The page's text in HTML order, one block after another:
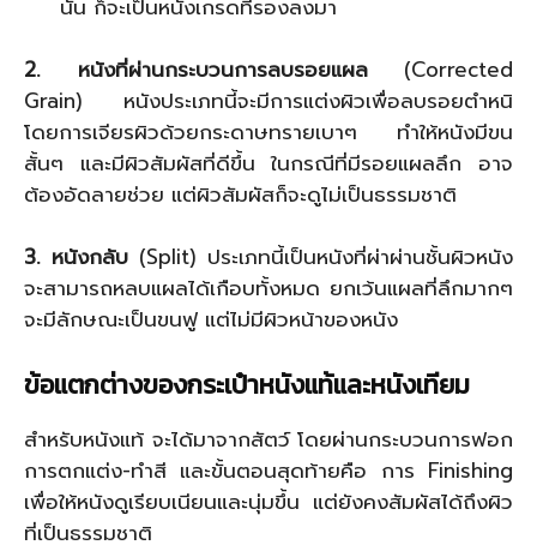
นั้น ก็จะเป็นหนังเกรดที่รองลงมา
2. หนังที่ผ่านกระบวนการลบรอยแผล(Corrected
Grain) หนังประเภทนี้จะมีการแต่งผิวเพื่อลบรอยตำหนิ
โดยการเจียรผิวด้วยกระดาษทรายเบาๆ ทำให้หนังมีขน
สั้นๆ และมีผิวสัมผัสที่ดีขึ้น ในกรณีที่มีรอยแผลลึก อาจ
ต้องอัดลายช่วย แต่ผิวสัมผัสก็จะดูไม่เป็นธรรมชาติ
3. หนังกลับ (Split) ประเภทนี้เป็นหนังที่ผ่าผ่านชั้นผิวหนัง
จะสามารถหลบแผลได้เกือบทั้งหมด ยกเว้นแผลที่ลึกมากๆ
จะมีลักษณะเป็นขนฟู แต่ไม่มีผิวหน้าของหนัง
ข้อแตกต่างของกระเป๋าหนังแท้และหนังเทียม
สำหรับหนังแท้ จะได้มาจากสัตว์ โดยผ่านกระบวนการฟอก
การตกแต่ง-ทำสี และขั้นตอนสุดท้ายคือ การ Finishing
เพื่อให้หนังดูเรียบเนียนและนุ่มขึ้น แต่ยังคงสัมผัสได้ถึงผิว
ที่เป็นธรรมชาติ